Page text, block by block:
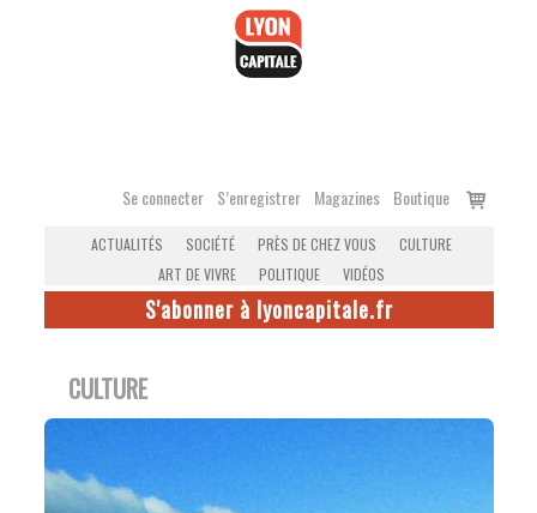
Se connecter S’enregistrer Magazines Boutique
Voir
ACTUALITÉS SOCIÉTÉ PRÈS DE CHEZ VOUS
CULTURE
ART DE VIVRE
POLITIQUE VIDÉOS
S'abonner à lyoncapitale.fr
CULTURE